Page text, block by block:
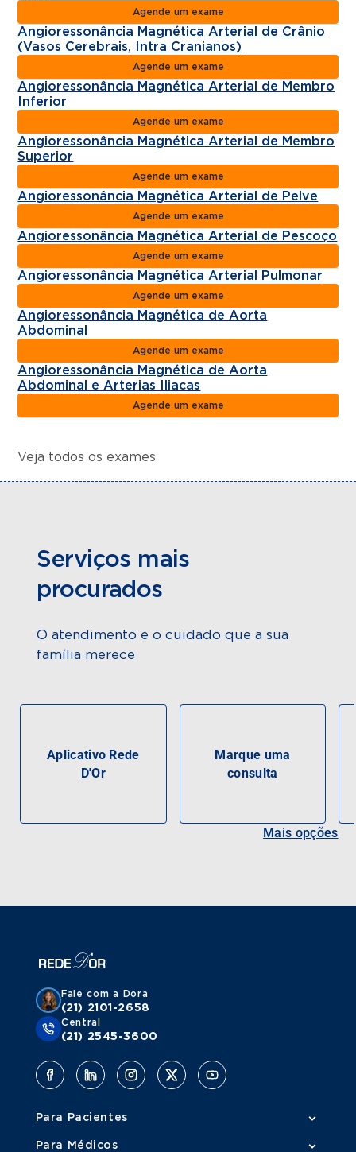
Agende um exame
Angioressonância Magnética Arterial de Crânio
(Vasos Cerebrais, Intra Cranianos)
Agende um exame
Angioressonância Magnética Arterial de Membro
Inferior
Agende um exame
Angioressonância Magnética Arterial de Membro
Superior
Agende um exame
Angioressonância Magnética Arterial de Pelve
Agende um exame
Angioressonância Magnética Arterial de Pescoço
Agende um exame
Angioressonância Magnética Arterial Pulmonar
Agende um exame
Angioressonância Magnética de Aorta
Abdominal
Agende um exame
Angioressonância Magnética de Aorta
Abdominal e Arterias Iliacas
Agende um exame
Veja todos os exames
Serviços mais
procurados
O atendimento e o cuidado que a sua
família merece
Aplicativo Rede
D'Or
Marque uma
consulta
Mais opções
Fale com a Dora
(21) 2101-2658
Central
(21) 2545-3600
Para Pacientes
Para Médicos